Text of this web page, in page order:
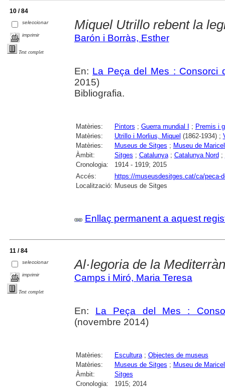
10 / 84
seleccionar
imprimir
Text complet
Miquel Utrillo rebent la
Barón i Borràs, Esther
En: La Peça del Mes : Consorci
2015)
Bibliografia.
Matèries: Pintors ; Guerra mundial I ; Premis i
Matèries:
Utrillo i Morlius, Miquel (1862-1934) ;
Matèries:
Museus de Sitges ; Museu de
Àmbit:
Sitges ; Catalunya; Catalunya Nord ;
Cronologia:
1914 - 1919; 2015
Accés:
https://museusdesitges.cat/ca/peca-
Localització: Museus de Sitges
Enllaç permanent a aquest
11 / 84
seleccionar
imprimir
Text complet
Al·legoria de la
Camps i Miró, Maria Teresa
En: La Peça del Mes :
(novembre 2014)
Matèries: Escultura; Objectes de museus
Matèries:
Museus de Sitges ; Museu de
Àmbit:
Sitges
Cronologia:
1915; 2014